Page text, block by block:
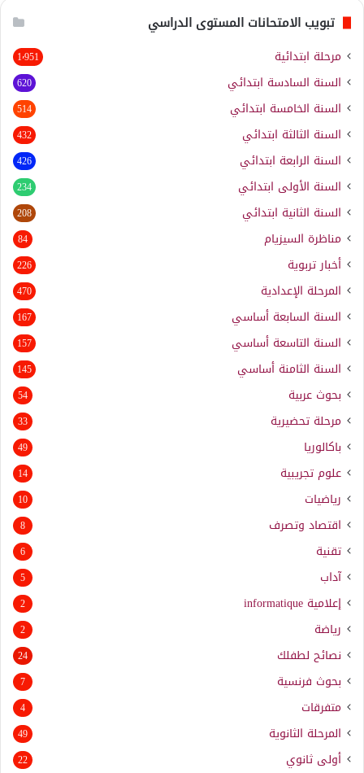
تبويب الامتحانات المستوى الدراسي
مرحلة ابتدائية 1٬951
السنة السادسة ابتدائي 620
السنة الخامسة ابتدائي 514
السنة الثالثة ابتدائي 432
السنة الرابعة ابتدائي 426
السنة الأولى ابتدائي 234
السنة الثانية ابتدائي 208
مناظرة السيزيام 84
أخبار تربوية 226
المرحلة الإعدادية 470
السنة السابعة أساسي 167
السنة التاسعة أساسي 157
السنة الثامنة أساسي 145
بحوث عربية 54
مرحلة تحضيرية 33
باكالوريا 49
علوم تجريبية 14
رياضيات 10
اقتصاد وتصرف 8
تقنية 6
آداب 5
إعلامية informatique
2
رياضة 2
نصائح لطفلك 24
بحوث فرنسية 7
متفرقات 4
المرحلة الثانوية 49
أولى ثانوي 22